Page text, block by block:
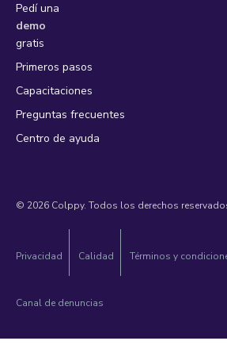
Pedí una
demo
gratis
Primeros pasos
Capacitaciones
Preguntas frecuentes
Centro de ayuda
© 2026 Colppy. Todos los derechos
Privacidad Calidad Términos y
Canal de denuncias